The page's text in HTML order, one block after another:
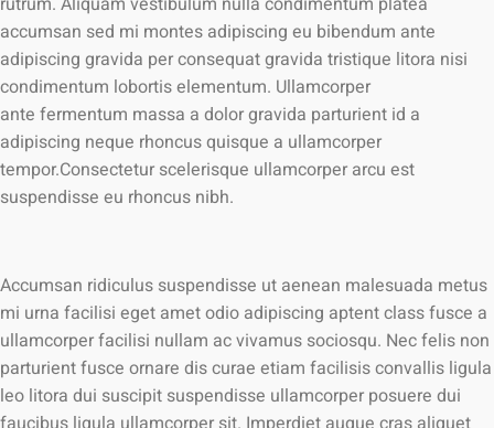
accumsan sed mi montes adipiscing eu bibendum ante
adipiscing gravida per consequat gravida tristique litora nisi
condimentum lobortis elementum. Ullamcorper
ante fermentum massa a dolor gravida parturient id a
adipiscing neque rhoncus quisque a ullamcorper
tempor.Consectetur scelerisque ullamcorper arcu est
suspendisse eu rhoncus nibh.
Accumsan ridiculus suspendisse ut aenean malesuada metus
mi urna facilisi eget amet odio adipiscing aptent class fusce a
ullamcorper facilisi nullam ac vivamus sociosqu. Nec felis non
parturient fusce ornare dis curae etiam facilisis convallis ligula
leo litora dui suscipit suspendisse ullamcorper posuere dui